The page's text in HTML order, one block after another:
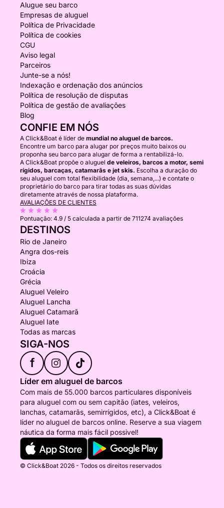
Alugue seu barco
Empresas de aluguel
Política de Privacidade
Política de cookies
CGU
Aviso legal
Parceiros
Junte-se a nós!
Indexação e ordenação dos anúncios
Política de resolução de disputas
Política de gestão de avaliações
Blog
CONFIE EM NÓS
A Click&Boat é líder de mundial no aluguel de barcos.
Encontre um barco para alugar por preços muito baixos ou
proponha seu barco para alugar de forma a rentabilizá-lo.
A Click&Boat propõe o aluguel de veleiros, barcos a motor, semi
rígidos, barcaças, catamarãs e jet skis. Escolha a duração do
seu aluguel com total flexibilidade (dia, semana,...) e contate o
proprietário do barco para tirar todas as suas dúvidas
diretamente através de nossa plataforma.
AVALIAÇÕES DE CLIENTES
Pontuação: 4.9 / 5 calculada a partir de 711274 avaliações
DESTINOS
Rio de Janeiro
Angra dos-reis
Ibiza
Croácia
Grécia
Aluguel Veleiro
Aluguel Lancha
Aluguel Catamarã
Aluguel Iate
Todas as marcas
SIGA-NOS
f
Líder em aluguel de barcos
Com mais de 55.000 barcos particulares disponíveis
para aluguel com ou sem capitão (iates, veleiros,
lanchas, catamarãs, semirrígidos, etc), a Click&Boat é
líder no aluguel de barcos online. Reserve a sua viagem
náutica da forma mais fácil possivel!
© Click&Boat 2026 - Todos os direitos reservados